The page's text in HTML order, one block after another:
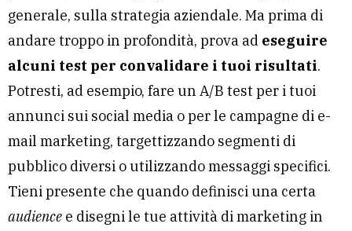
generale, sulla strategia aziendale. Ma prima di
andare troppo in profondità, prova ad eseguire
alcuni test per convalidare i tuoi risultati.
Potresti, ad esempio, fare un A/B test per i tuoi
annunci sui social media o per le campagne di e-
mail marketing, targettizzando segmenti di
pubblico diversi o utilizzando messaggi specifici.
Tieni presente che quando definisci una certa
audience e disegni le tue attività di marketing in